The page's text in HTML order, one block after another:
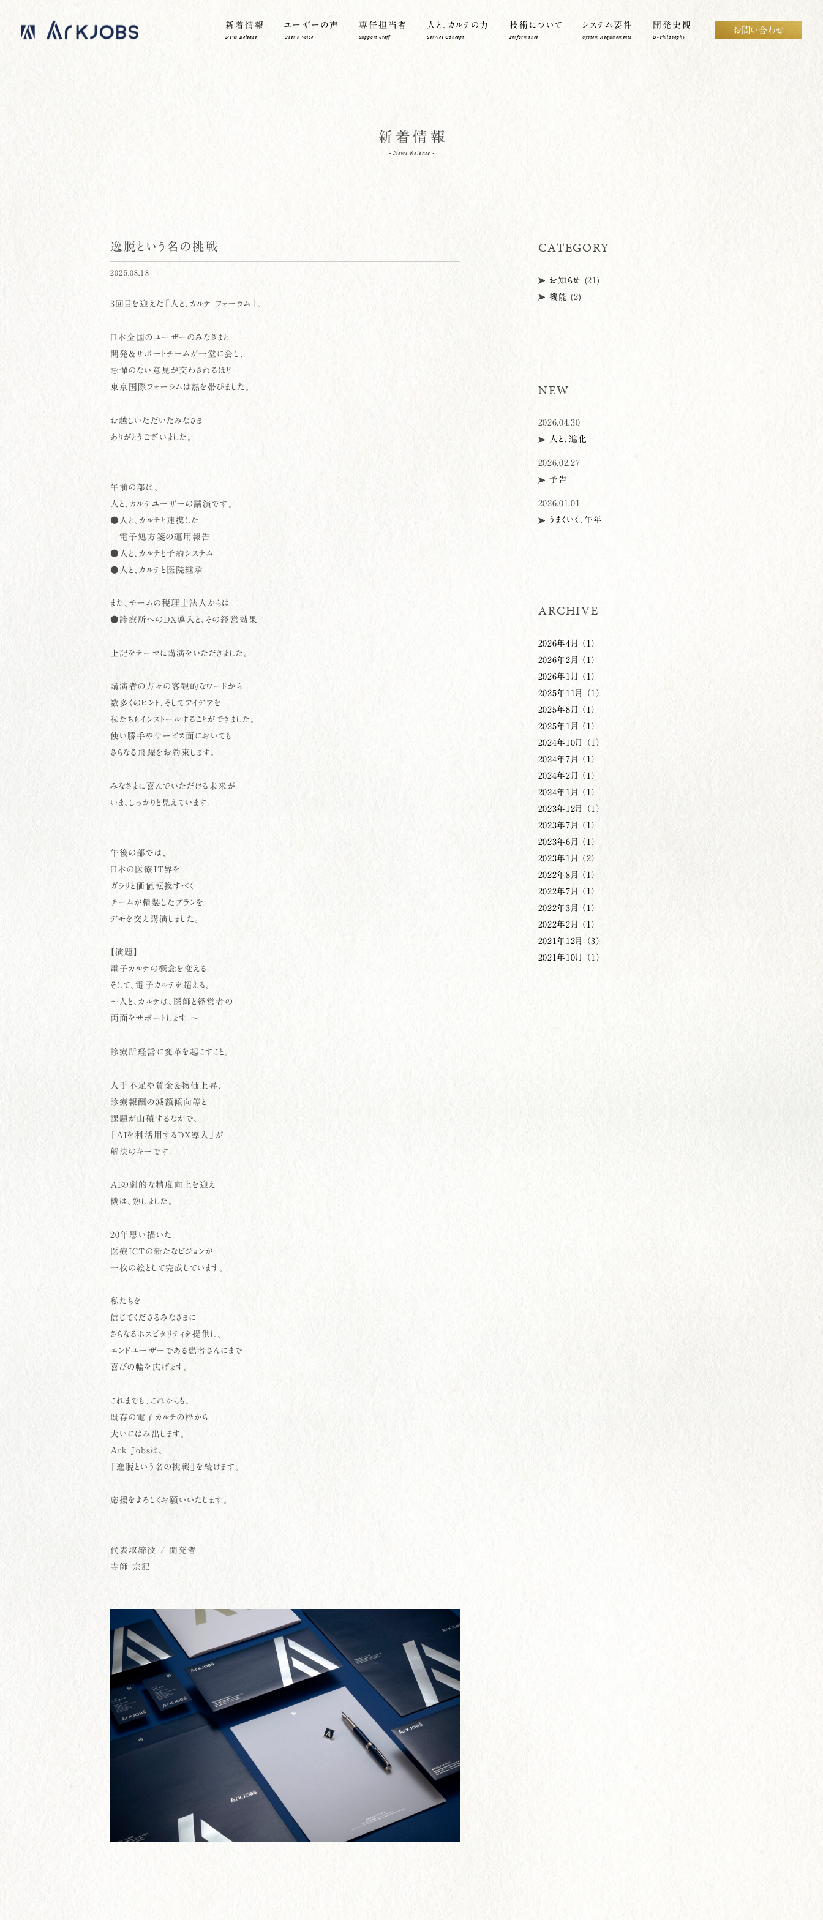
新着情報
News Release
ユーザーの声
User's Voice
専任担当者
Support Staff
人と、カルテの力
Service Concept
技術について
Performance
システム要件
System Requirements
開発史観
D-Philosophy
新着情報
- News Release -
逸脱という名の挑戦
2025.08.18
3回目を迎えた「人と、カルテ フォーラム」。
日本全国のユーザーのみなさまと
開発＆サポートチームが一堂に会し、
忌憚のない意見が交わされるほど
東京国際フォーラムは熱を帯びました。
お越しいただいたみなさま
ありがとうございました。
午前の部は、
人と、カルテユーザーの講演です。
●人と、カルテと連携した
電子処方箋の運用報告
●人と、カルテと予約システム
●人と、カルテと医院継承
また、チームの税理士法人からは
●診療所へのDX導入と、その経営効果
上記をテーマに講演をいただきました。
講演者の方々の客観的なワードから
数多くのヒント、そしてアイデアを
私たちもインストールすることができました。
使い勝手やサービス面においても
さらなる飛躍をお約束します。
みなさまに喜んでいただける未来が
いま、しっかりと見えています。
午後の部では、
日本の医療IT界を
ガラリと価値転換すべく
チームが精製したプランを
デモを交え講演しました。
【演題】
電子カルテの概念を変える。
そして、電子カルテを超える。
〜人と、カルテは、医師と経営者の
両面をサポートします 〜
診療所経営に変革を起こすこと。
人手不足や賃金&物価上昇、
診療報酬の減額傾向等と
課題が山積するなかで、
「AIを利活用するDX導入」が
解決のキーです。
AIの劇的な精度向上を迎え
機は、熟しました。
20年思い描いた
医療ICTの新たなビジョンが
一枚の絵として完成しています。
私たちを
信じてくださるみなさまに
さらなるホスピタリティを提供し、
エンドユーザーである患者さんにまで
喜びの輪を広げます。
これまでも、これからも。
既存の電子カルテの枠から
大いにはみ出します。
Ark Jobsは、
「逸脱という名の挑戦」を続けます。
応援をよろしくお願いいたします。
代表取締役 / 開発者
寺師 宗記
CATEGORY
お知らせ (21)
機能 (2)
NEW
2026.04.30
人と、進化
2026.02.27
予告
2026.01.01
うまくいく、午年
ARCHIVE
2026年4月 （1）
2026年2月 （1）
2026年1月 （1）
2025年11月 （1）
2025年8月 （1）
2025年1月 （1）
2024年10月 （1）
2024年7月 （1）
2024年2月 （1）
2024年1月 （1）
2023年12月 （1）
2023年7月 （1）
2023年6月 （1）
2023年1月 （2）
2022年8月 （1）
2022年7月 （1）
2022年3月 （1）
2022年2月 （1）
2021年12月 （3）
2021年10月 （1）